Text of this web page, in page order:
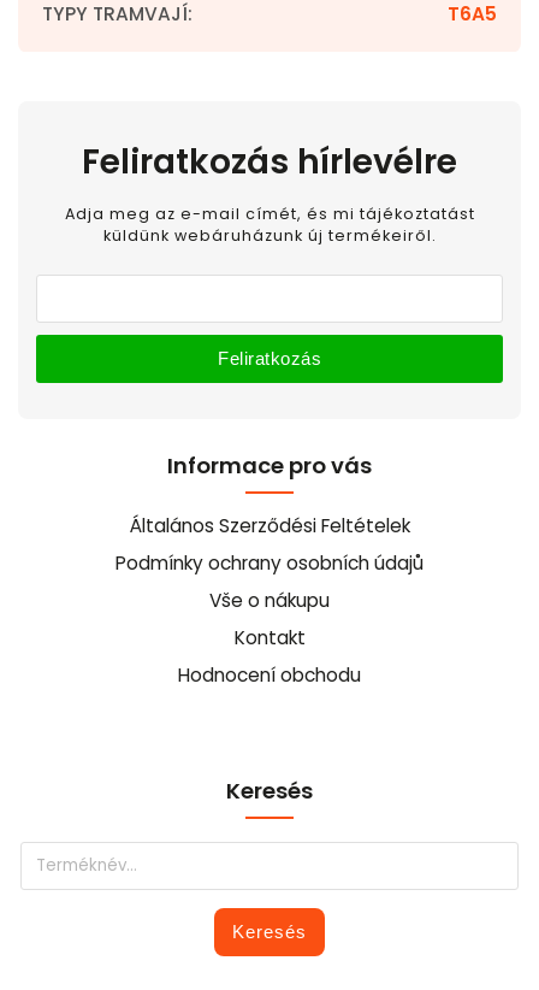
TYPY TRAMVAJÍ: T6A5
Informace pro vás
Általános Szerződési Feltételek
Podmínky ochrany osobních údajů
Vše o nákupu
Kontakt
Hodnocení obchodu
Feliratkozás hírlevélre
Adja meg az e-mail címét, és mi tájékoztatást
küldünk webáruházunk új termékeiről.
Feliratkozás
Keresés
Keresés